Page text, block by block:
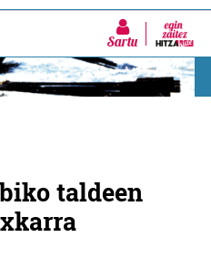
Sartu
taldeen